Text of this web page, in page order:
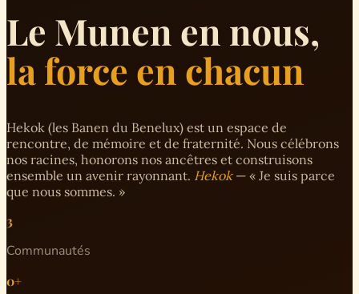
Le Munen en nous,
la force en chacun
Hekok (les Banen du Benelux) est un espace de
rencontre, de mémoire et de fraternité. Nous célébrons
nos racines, honorons nos ancêtres et construisons
ensemble un avenir rayonnant. Hekok— « Je suis parce
que nous sommes. »
3
Communautés
0+